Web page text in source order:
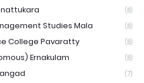
(8)
Studies Mala (8)
College Pavaratty (8)
Ernakulam (8)
(7)